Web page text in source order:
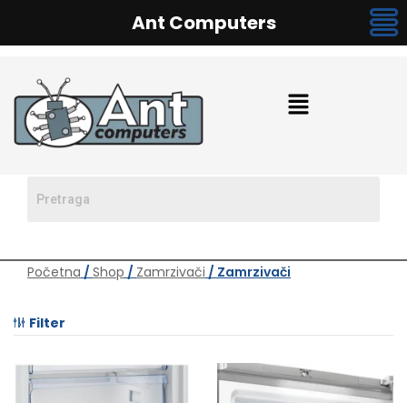
Početna / Shop / Zamrzivači / Zamrzivači
Filter
Ant Computers